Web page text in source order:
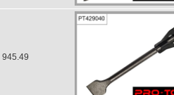
945.49